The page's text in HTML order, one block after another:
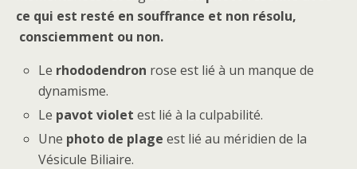
ce qui est resté en souffrance et non résolu,
consciemment ou non.
Le rhododendron rose est lié à un manque de
dynamisme.
Le pavot violet est lié à la culpabilité.
Une photo de plage est lié au méridien de la
Vésicule Biliaire.